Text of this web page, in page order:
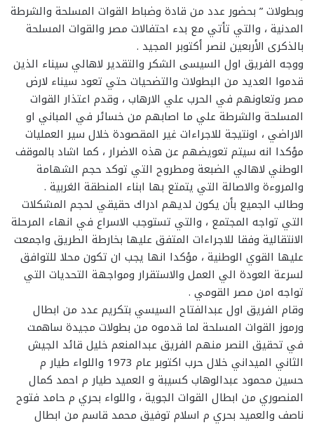
وبطولات ” بحضور عدد من قادة وضباط القوات المسلحة والشرطة
المدنية ، والتي تأتي مع بدء احتفالات مصر والقوات المسلحة
بالذكرى الأربعين لنصر أكتوبر المجيد .
ووجه الفريق اول السيسى الشكر والتقدير لاهالي سيناء الذين
قدموا العديد من البطولات والتضحيات حتي تعود سيناء لارض
مصر وتعاونهم في الحرب علي الارهاب ، وقدم اعتذار القوات
المسلحة والشرطة علي ما اصابهم من خسائر في المباني او
الاراضي ، اونتيجة للاجراءات غير المقصودة خلال سير العمليات
مؤكدا انه سيتم تعويضهم عن هذه الاضرار ، كما اشاد بالموقف
الوطني لاهالي الضبعة ومطروح التي توكد حجم الشهامة
والمروءة والاصالة التي يتمتع بها ابناء المنطقة الغربية .
وطالب الجميع بأن يكون لديهم ادراك حقيقي لحجم المشكلات
التي تواجه المجتمع ، والتي تستوجب الاسراع في انهاء المرحلة
الانتقالية وفقا للاجراءات المتفق عليها بخارطة الطريق واجمعت
عليها القوي الوطنية ، مؤكدا انها يجب ان تكون محلا للتوافق
لسرعة العودة الي العمل والاستقرار ومواجهة التحديات التي
تواجه امن مصر القومي .
وقام الفريق اول عبدالفتاح السيسي بتكريم عدد من ابطال
ورموز القوات المسلحة لما قدموه من بطولات مجيدة ساهمت
في تحقيق النصر منهم الفريق عبدالمنعم خليل قائد الجيش
الثاني الميداني خلال حرب اكتوبر عام 1973 واللواء طيار م
حسين محمود عبدالوهاب كسيبة و العميد طيار م احمد كمال
المنصوري من ابطال القوات الجوية ، واللواء بحري م حامد فتوح
ناصف والعميد بحري م اسلام توفيق محمد قاسم من ابطال